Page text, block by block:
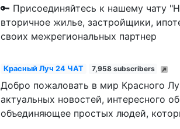
🔑 Присоединяйтесь к нашему чату
вторичное жилье, застройщики,
своих межрегиональных партнер
Красный Луч 24 ЧАТ 7,958 subscribers
Добро пожаловать в мир Красного
актуальных новостей, интересного
объединяющее простых людей,